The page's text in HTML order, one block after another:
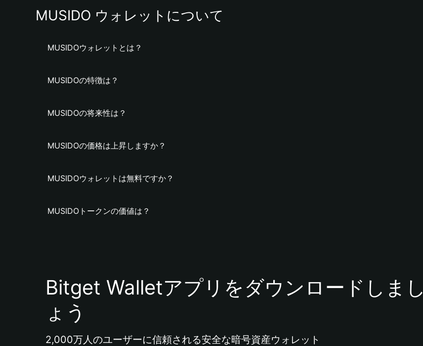
MUSIDO ウォレットについて
MUSIDOウォレットとは？
MUSIDOの特徴は？
MUSIDOの将来性は？
MUSIDOの価格は上昇しますか？
MUSIDOウォレットは無料ですか？
MUSIDOトークンの価値は？
Bitget Walletアプリをダウンロードしまし
ょう
2,000万人のユーザーに信頼される安全な暗号資産ウォレット